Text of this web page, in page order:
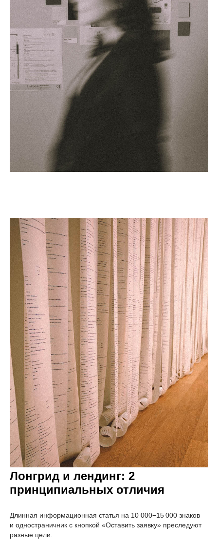
Лонгрид и лендинг: 2
принципиальных отличия
Длинная информационная статья на 10 000−15 000 знаков
и одностраничник с кнопкой «Оставить заявку» преследуют
разные цели.